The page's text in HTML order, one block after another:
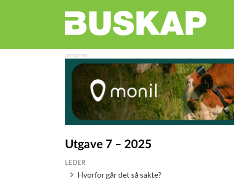
Utgave 7 – 2025
LEDER
Hvorfor går det så sakte?